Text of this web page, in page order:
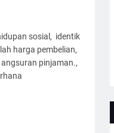
sosial, identik
harga pembelian,
pinjaman.,